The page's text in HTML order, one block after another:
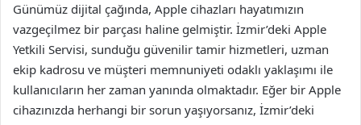
Günümüz dijital çağında, Apple cihazları hayatımızın
vazgeçilmez bir parçası haline gelmiştir. İzmir’deki Apple
Yetkili Servisi, sunduğu güvenilir tamir hizmetleri, uzman
ekip kadrosu ve müşteri memnuniyeti odaklı yaklaşımı ile
kullanıcıların her zaman yanında olmaktadır. Eğer bir Apple
cihazınızda herhangi bir sorun yaşıyorsanız, İzmir’deki